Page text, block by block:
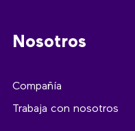
Nosotros
Compañía
Trabaja con nosotros